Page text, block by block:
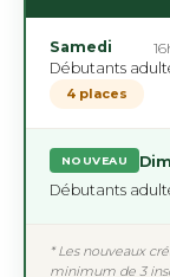
Samedi
Débutants
4 places
NOUVEAU
Débutants
* Les nouveaux
minimum de 3